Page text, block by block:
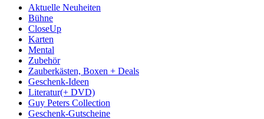
Aktuelle Neuheiten
Bühne
CloseUp
Karten
Mental
Zubehör
Zauberkästen, Boxen + Deals
Geschenk-Ideen
Literatur(+ DVD)
Guy Peters Collection
Geschenk-Gutscheine